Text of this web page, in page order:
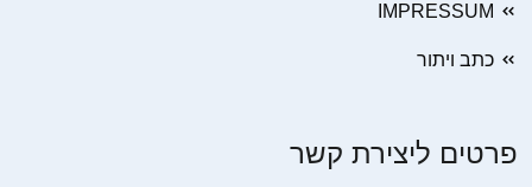
IMPRESSUM
כתב ויתור
פרטים ליצירת קשר